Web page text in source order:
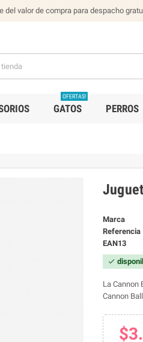
del valor de compra para despacho
GATOS
OFERTAS!
PERROS
Marca
Referencia
EAN13
check
La Cannon
Cannon